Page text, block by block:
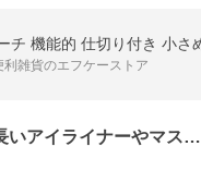
利雑貨のエフケーストア
いアイライナーやマス…